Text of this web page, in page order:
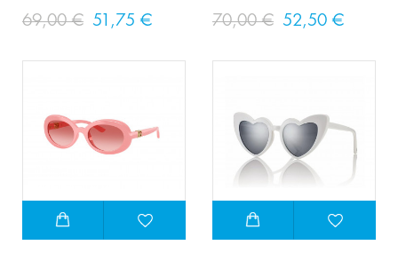
69,00 € 51,75 € 70,00 € 52,50 €